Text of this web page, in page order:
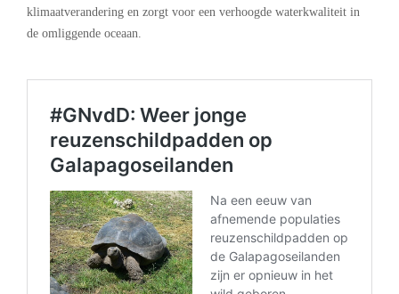
klimaatverandering en zorgt voor een verhoogde waterkwaliteit in
de omliggende oceaan.